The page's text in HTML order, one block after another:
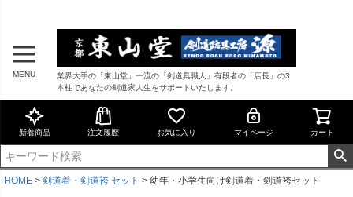
MENU
業界大手の「東山堂」一流の「剣道具職人」有段者の「店長」の3
本柱であなたの剣道家人生をサポートいたします。
新着商品 注文履歴 お気に入り マイページ カート
HOME 剣道着・剣道袴 セット 幼年・小学生向け剣道着・剣道袴セット